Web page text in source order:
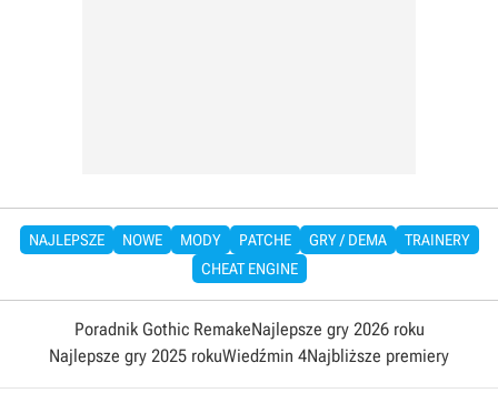
NAJLEPSZE NOWE MODY PATCHE GRY / DEMA
TRAINERY
CHEAT ENGINE
Poradnik Gothic RemakeNajlepsze gry 2026 roku
Najlepsze gry 2025 rokuWiedźmin 4Najbliższe premiery